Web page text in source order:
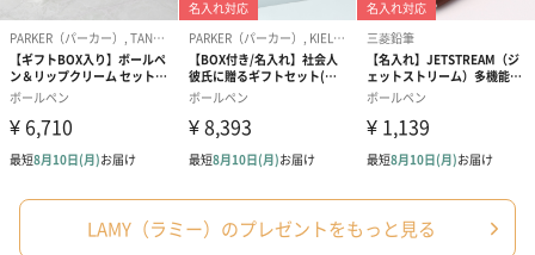
LAMYは1952年にスタートし、「ラミー 27」万年筆によってその
躍進性と先進性が広く知られることになりました。そして1966
年、「ラミー 2000」が登場し、独特のスタイルの ラミーデザイン
が誕生しました。
間売上を誇る企業に成長しています。ドイツ国内のマーケットリ
ーダーというだけではなく、ドイツデザインを代表するブランド
LAMY（ラミー）のプレゼントをもっと見る